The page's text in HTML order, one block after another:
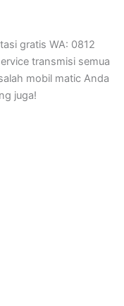
gratis WA: 0812
transmisi semua
mobil matic Anda
juga!